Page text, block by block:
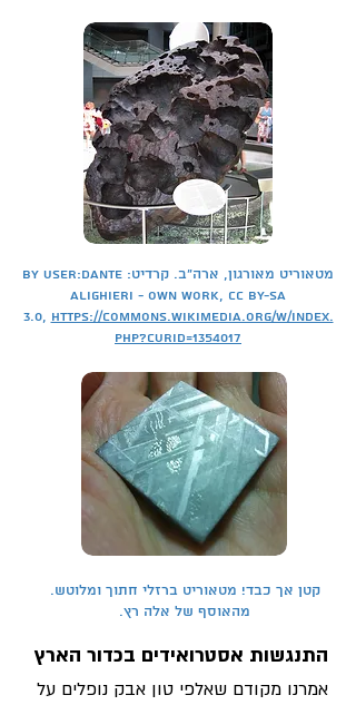
מטאוריט מאורגון, ארה"ב. קרדיט: By User:Dante
Alighieri - Own work, CC BY-SA
3.0, https://commons.wikimedia.org/w/index.
php?curid=1354017
קטן אך כבד! מטאוריט ברזלי חתוך ומלוטש.
מהאוסף של אלה רץ.
התנגשות אסטרואידים בכדור הארץ
אמרנו מקודם שאלפי טון אבק נופלים על